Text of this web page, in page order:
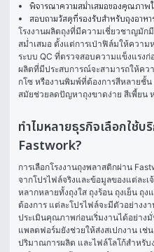
พิจารณาความสม่ำเสมอของคุณภาพ
สอบถามวัสดุที่รองรับสำหรับถุงอาห
โรงงานผลิตถุงที่มีความเชี่ยวชาญมัก
สม่ำเสมอ ตั้งแต่การเป่าฟิล์มให้ความ
ระบบ QC ที่ตรวจสอบความแข็งแรง
ผลิตที่มีประสบการณ์จะสามารถให้ค
กโซ หรืองานพิมพ์ที่ต้องการสีหลายชั้
สมัยช่วยลดปัญหาถุงขาดง่าย สีเพี้ยน
ทำไมหลายธุรกิจเลือกใช้
Fastwork?
การเลือกโรงงานถุงพลาสติกผ่าน
จากโปรไฟล์จริงและข้อมูลของแต่ละ
หลากหลายทั้งถุงใส ถุงร้อน ถุงเย็น ถุ
ต้องการ แต่ละโปรไฟล์จะมีตัวอย่างง
ประเมินคุณภาพก่อนเริ่มงานได้อย่างมั่
แพลตฟอร์มยังช่วยให้ส่งสเปกงาน เ
ปริมาณการผลิต และไฟล์โลโก้สำหรั